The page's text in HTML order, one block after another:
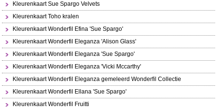
Kleurenkaart Sue Spargo Velvets
Kleurenkaart Toho kralen
Kleurenkaart Wonderfil Efina 'Sue Spargo'
Kleurenkaart Wonderfil Eleganza 'Alison Glass'
Kleurenkaart Wonderfil Eleganza 'Sue Spargo'
Kleurenkaart Wonderfil Eleganza 'Vicki Mccarthy'
Kleurenkaart Wonderfil Eleganza gemeleerd Wonderfil Collectie
Kleurenkaart Wonderfil Ellana 'Sue Spargo'
Kleurenkaart Wonderfil Fruitti